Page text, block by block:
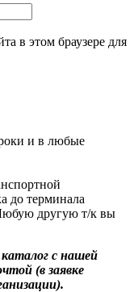
в этом браузере для
и в любые
до терминала
другую т/к вы
с нашей
(в заявке